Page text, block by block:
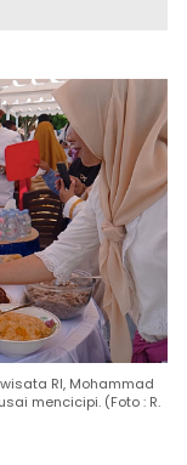
RI, Mohammad
mencicipi. (Foto : R.